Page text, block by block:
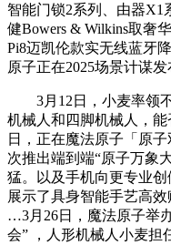
智能门锁2系列、由器X1
健Bowers & Wilkins取
Pi8迈凯伦款实无线蓝牙
原子正在2025场景计谋发
3月12日，小麦率领
机械人和四脚机械人，
日，正在魔法原子「原
次推出端到端“原子万象
猛。以及手机向更专业
展示了具身智能手艺高
…3月26日，魔法原子举
会” ，人形机械人小麦